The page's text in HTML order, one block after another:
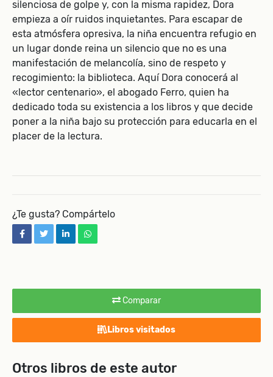
Comparar
Libros visitados
Otros libros de este autor
silenciosa de golpe y, con la misma rapidez, Dora
empieza a oír ruidos inquietantes. Para escapar de
esta atmósfera opresiva, la niña encuentra refugio en
un lugar donde reina un silencio que no es una
manifestación de melancolía, sino de respeto y
recogimiento: la biblioteca. Aquí Dora conocerá al
«lector centenario», el abogado Ferro, quien ha
dedicado toda su existencia a los libros y que decide
poner a la niña bajo su protección para educarla en el
placer de la lectura.
¿Te gusta? Compártelo
facebooktwitterlinkedinwhatsapp